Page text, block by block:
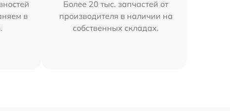
в
Более 20 тыс. запчастей от
производителя в наличии на
собственных складах.